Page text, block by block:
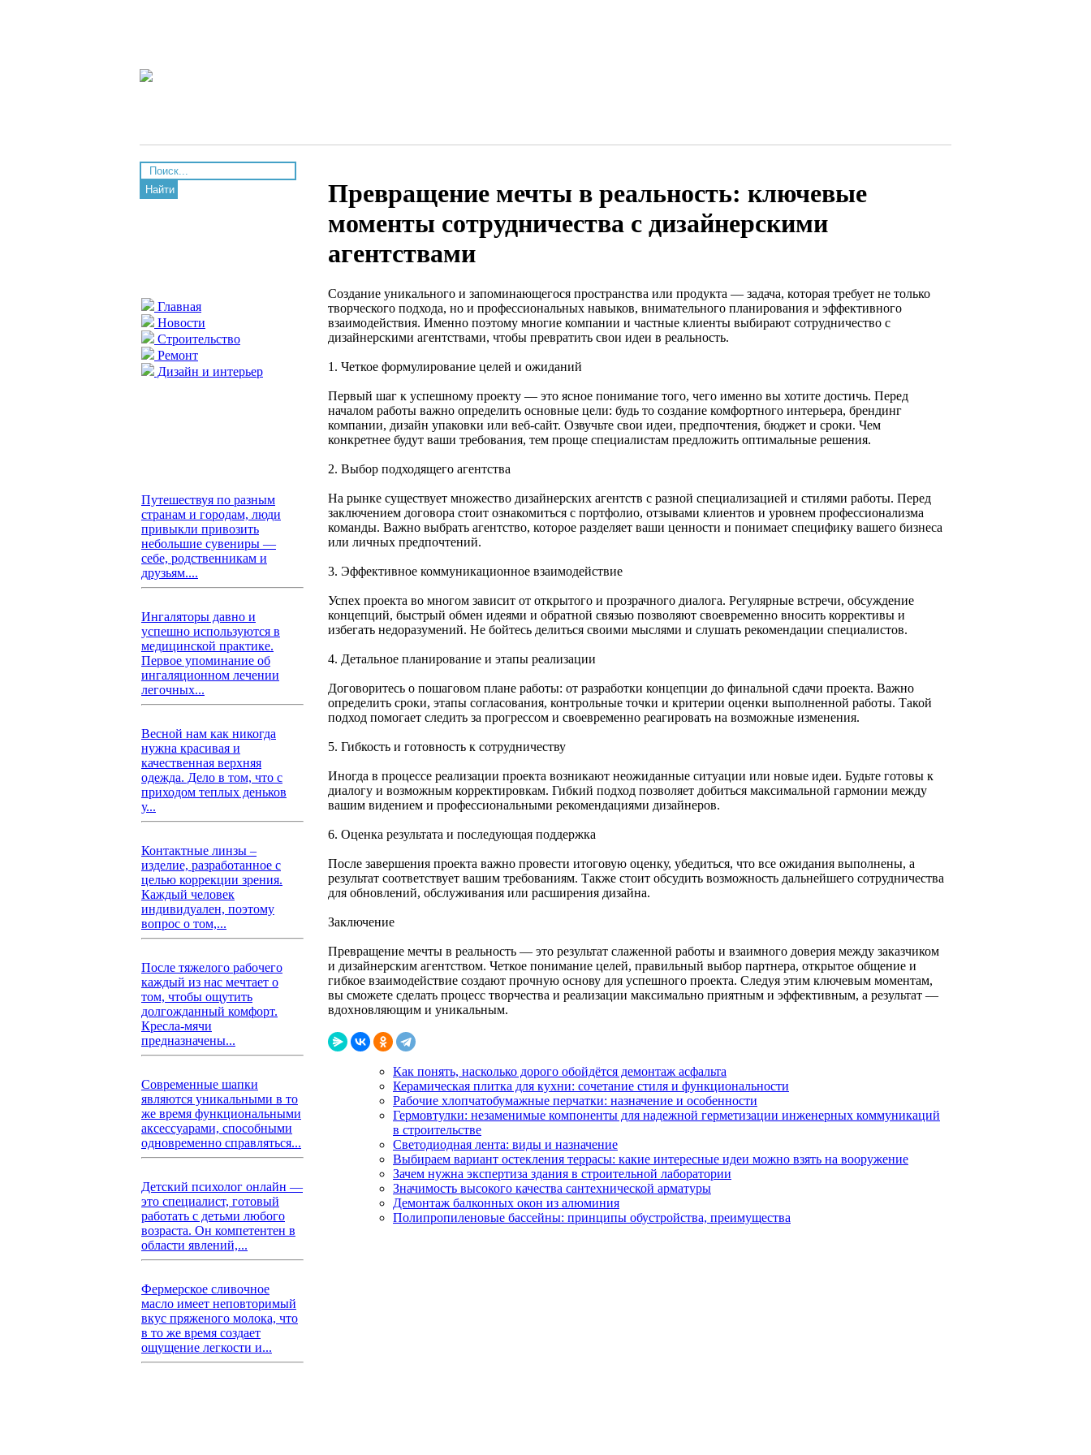
Найти
Главная
Новости
Строительство
Ремонт
Дизайн и интерьер
Путешествуя по разным
странам и городам, люди
привыкли привозить
небольшие сувениры —
себе, родственникам и
друзьям....
Ингаляторы давно и
успешно используются в
медицинской практике.
Первое упоминание об
ингаляционном лечении
легочных...
Весной нам как никогда
нужна красивая и
качественная верхняя
одежда. Дело в том, что с
приходом теплых деньков
у...
Контактные линзы –
изделие, разработанное с
целью коррекции зрения.
Каждый человек
индивидуален, поэтому
вопрос о том,...
После тяжелого рабочего
каждый из нас мечтает о
том, чтобы ощутить
долгожданный комфорт.
Кресла-мячи
предназначены...
Современные шапки
являются уникальными в то
же время функциональными
аксессуарами, способными
одновременно справляться...
Детский психолог онлайн —
это специалист, готовый
работать с детьми любого
возраста. Он компетентен в
области явлений,...
Фермерское сливочное
масло имеет неповторимый
вкус пряженого молока, что
в то же время создает
ощущение легкости и...
Превращение мечты в реальность: ключевые
моменты сотрудничества с дизайнерскими
агентствами
Создание уникального и запоминающегося пространства или продукта — задача, которая требует не только
творческого подхода, но и профессиональных навыков, внимательного планирования и эффективного
взаимодействия. Именно поэтому многие компании и частные клиенты выбирают сотрудничество с
дизайнерскими агентствами, чтобы превратить свои идеи в реальность.
1. Четкое формулирование целей и ожиданий
Первый шаг к успешному проекту — это ясное понимание того, чего именно вы хотите достичь. Перед
началом работы важно определить основные цели: будь то создание комфортного интерьера, брендинг
компании, дизайн упаковки или веб-сайт. Озвучьте свои идеи, предпочтения, бюджет и сроки. Чем
конкретнее будут ваши требования, тем проще специалистам предложить оптимальные решения.
2. Выбор подходящего агентства
На рынке существует множество дизайнерских агентств с разной специализацией и стилями работы. Перед
заключением договора стоит ознакомиться с портфолио, отзывами клиентов и уровнем профессионализма
команды. Важно выбрать агентство, которое разделяет ваши ценности и понимает специфику вашего бизнеса
или личных предпочтений.
3. Эффективное коммуникационное взаимодействие
Успех проекта во многом зависит от открытого и прозрачного диалога. Регулярные встречи, обсуждение
концепций, быстрый обмен идеями и обратной связью позволяют своевременно вносить коррективы и
избегать недоразумений. Не бойтесь делиться своими мыслями и слушать рекомендации специалистов.
4. Детальное планирование и этапы реализации
Договоритесь о пошаговом плане работы: от разработки концепции до финальной сдачи проекта. Важно
определить сроки, этапы согласования, контрольные точки и критерии оценки выполненной работы. Такой
подход помогает следить за прогрессом и своевременно реагировать на возможные изменения.
5. Гибкость и готовность к сотрудничеству
Иногда в процессе реализации проекта возникают неожиданные ситуации или новые идеи. Будьте готовы к
диалогу и возможным корректировкам. Гибкий подход позволяет добиться максимальной гармонии между
вашим видением и профессиональными рекомендациями дизайнеров.
6. Оценка результата и последующая поддержка
После завершения проекта важно провести итоговую оценку, убедиться, что все ожидания выполнены, а
результат соответствует вашим требованиям. Также стоит обсудить возможность дальнейшего сотрудничества
для обновлений, обслуживания или расширения дизайна.
Заключение
Превращение мечты в реальность — это результат слаженной работы и взаимного доверия между заказчиком
и дизайнерским агентством. Четкое понимание целей, правильный выбор партнера, открытое общение и
гибкое взаимодействие создают прочную основу для успешного проекта. Следуя этим ключевым моментам,
вы сможете сделать процесс творчества и реализации максимально приятным и эффективным, а результат —
вдохновляющим и уникальным.
Как понять, насколько дорого обойдётся демонтаж асфальта
Керамическая плитка для кухни: сочетание стиля и функциональности
Рабочие хлопчатобумажные перчатки: назначение и особенности
Гермовтулки: незаменимые компоненты для надежной герметизации инженерных коммуникаций
в строительстве
Светодиодная лента: виды и назначение
Выбираем вариант остекления террасы: какие интересные идеи можно взять на вооружение
Зачем нужна экспертиза здания в строительной лаборатории
Значимость высокого качества сантехнической арматуры
Демонтаж балконных окон из алюминия
Полипропиленовые бассейны: принципы обустройства, преимущества